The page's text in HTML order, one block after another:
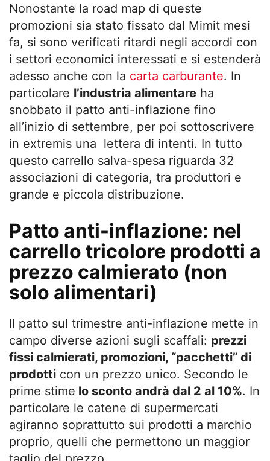
Nonostante la road map di queste
promozioni sia stato fissato dal Mimit mesi
fa, si sono verificati ritardi negli accordi con
i settori economici interessati e si estenderà
adesso anche con la carta carburante. In
particolare l’industria alimentare ha
snobbato il patto anti-inflazione fino
all’inizio di settembre, per poi sottoscrivere
in extremis una lettera di intenti. In tutto
questo carrello salva-spesa riguarda 32
associazioni di categoria, tra produttori e
grande e piccola distribuzione.
Patto anti-inflazione: nel
carrello tricolore prodotti a
prezzo calmierato (non
solo alimentari)
Il patto sul trimestre anti-inflazione mette in
campo diverse azioni sugli scaffali: prezzi
fissi calmierati, promozioni, “pacchetti” di
prodotti con un prezzo unico. Secondo le
prime stime lo sconto andrà dal 2 al 10%. In
particolare le catene di supermercati
agiranno soprattutto sui prodotti a marchio
proprio, quelli che permettono un maggior